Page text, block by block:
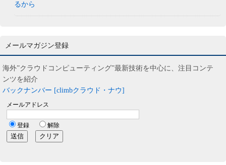
るから
メールマガジン登録
海外”クラウドコンピューティング”最新技術を中心に、注目コンテ
ンツを紹介
バックナンバー [climbクラウド・ナウ]